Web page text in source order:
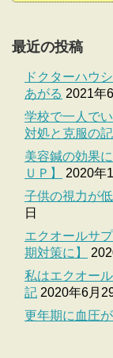
最近の投稿
ドクターハウ
あがる 2021年
学校で一人で
対処と克服の
美容鍼の効果
ＵＰ】
2020年
子供の視力が
日
エクオールサ
期対策に】
私はエクオー
記 2020年6月
更年期に血圧